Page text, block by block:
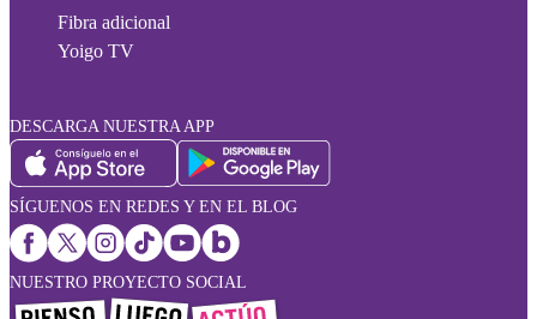
Fibra adicional
Yoigo TV
DESCARGA NUESTRA APP
SÍGUENOS EN REDES Y EN EL BLOG
NUESTRO PROYECTO SOCIAL